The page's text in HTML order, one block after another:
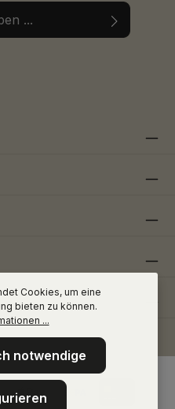
Cookies, um eine
bieten zu können.
...
notwendige